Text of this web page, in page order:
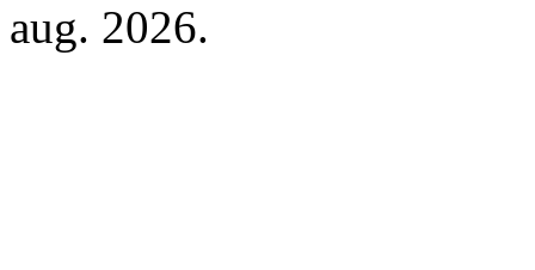
aug. 2026.